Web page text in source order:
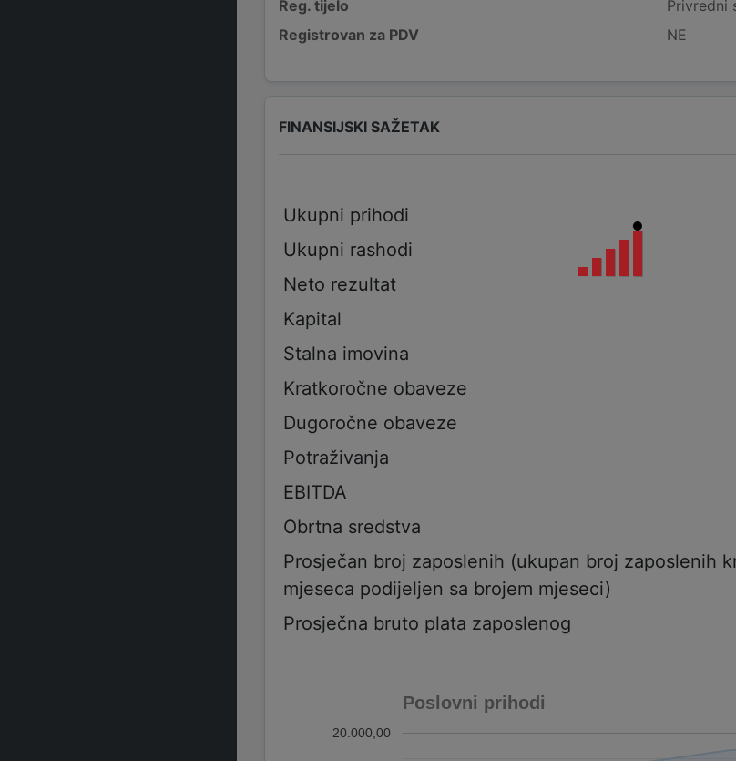
Reg. tijelo
Privredni
Registrovan za PDV
NE
FINANSIJSKI SAŽETAK
Ukupni prihodi
Ukupni rashodi
Neto rezultat
Kapital
Stalna imovina
Kratkoročne obaveze
Dugoročne obaveze
Potraživanja
EBITDA
Obrtna sredstva
Prosječan broj zaposlenih (ukupan broj zaposlenih
mjeseca podijeljen sa brojem mjeseci)
Prosječna bruto plata zaposlenog
Poslovni prihodi
20.000,00